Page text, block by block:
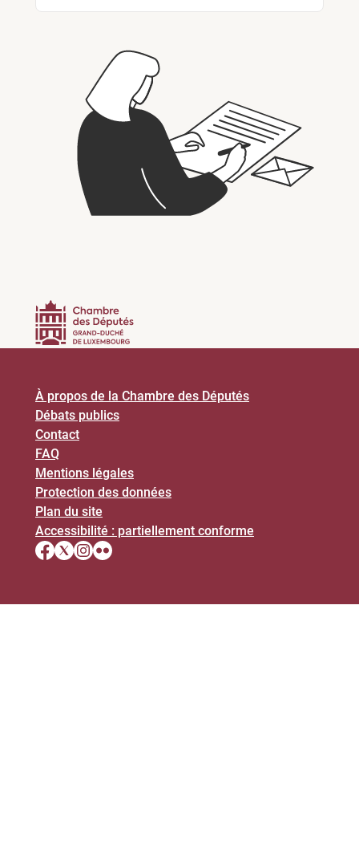
À propos de la Chambre des Députés
Débats publics
Contact
FAQ
Mentions légales
Protection des données
Plan du site
Accessibilité : partiellement conforme